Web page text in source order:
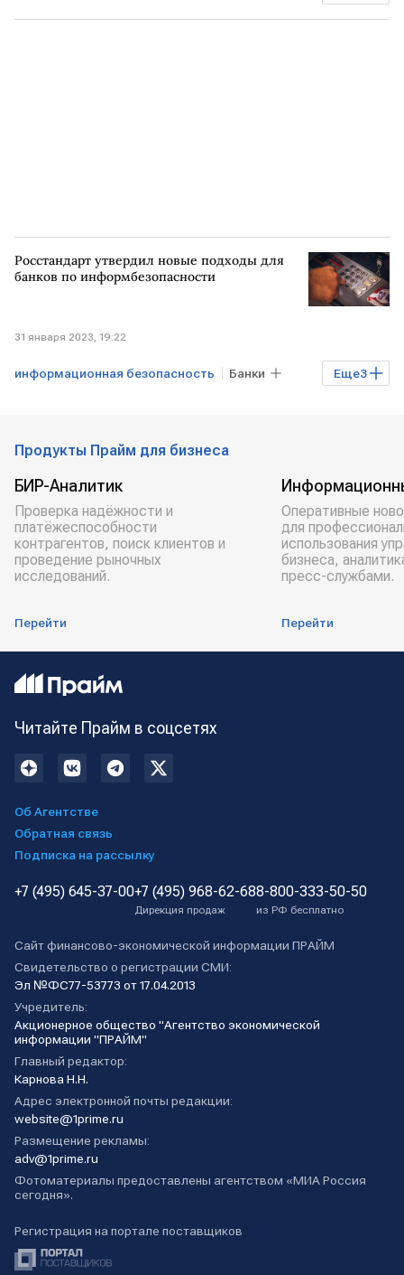
Технологии РОССИЯ
Росстандарт утвердил новые подходы для
банков по информбезопасности
31 января 2023, 19:22
Еще3
информационная безопасность Банки
Продукты Прайм для бизнеса
БИР-Аналитик
Проверка надёжности и
платёжеспособности
контрагентов, поиск клиентов и
проведение рыночных
исследований.
Перейти
Оперативные
для
использования
бизнеса,
пресс-службами.
Перейти
Читайте Прайм в соцсетях
Об Агентстве
Обратная связь
Подписка на рассылку
+7 (495) 645-37-00+7 (495) 968-62-68
Дирекция продаж
8-800-333-50-50
из РФ бесплатно
Сайт финансово-экономической информации ПРАЙМ
Свидетельство о регистрации СМИ:
Эл №ФС77-53773 от 17.04.2013
Учредитель:
Акционерное общество "Агентство экономической
информации "ПРАЙМ"
Главный редактор:
Карнова Н.Н.
Адрес электронной почты редакции:
website@1prime.ru
Размещение рекламы:
adv@1prime.ru
Фотоматериалы предоставлены агентством «МИА Россия
сегодня».
Регистрация на портале поставщиков